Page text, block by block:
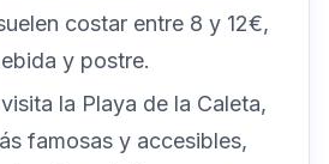
costar entre 8 y 12€,
y postre.
la Playa de la Caleta,
famosas y accesibles,